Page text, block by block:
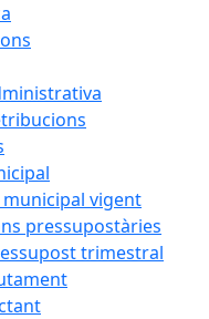
vigent
pressupostàries
trimestral